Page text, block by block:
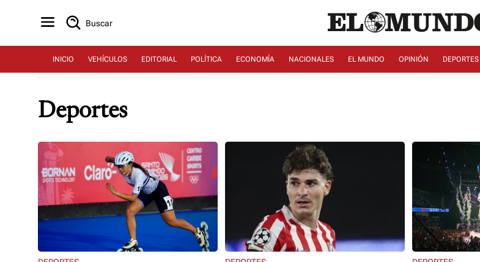
Buscar
INICIO VEHÍCULOS EDITORIAL POLÍTICA ECONOMÍA NACIONALES EL MUNDO OPINIÓN DEPORTES
Deportes